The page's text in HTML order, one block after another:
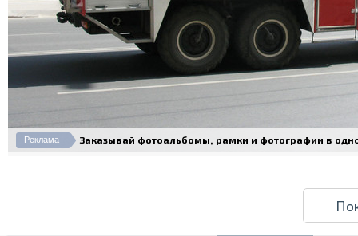
Реклама Заказывай фотоальбомы, рамки и фотографии в